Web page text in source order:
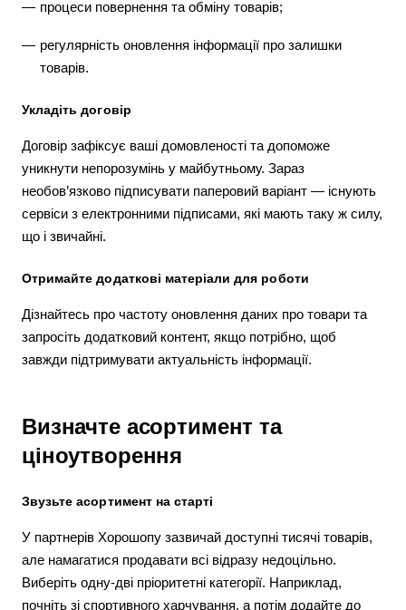
процеси повернення та обміну товарів;
регулярність оновлення інформації про залишки
товарів.
Укладіть договір
Договір зафіксує ваші домовленості та допоможе
уникнути непорозумінь у майбутньому. Зараз
необов’язково підписувати паперовий варіант — існують
сервіси з електронними підписами, які мають таку ж силу,
що і звичайні.
Отримайте додаткові матеріали для роботи
Дізнайтесь про частоту оновлення даних про товари та
запросіть додатковий контент, якщо потрібно, щоб
завжди підтримувати актуальність інформації.
Визначте асортимент та
ціноутворення
Звузьте асортимент на старті
У партнерів Хорошопу зазвичай доступні тисячі товарів,
але намагатися продавати всі відразу недоцільно.
Виберіть одну-дві пріоритетні категорії. Наприклад,
почніть зі спортивного харчування, а потім додайте до